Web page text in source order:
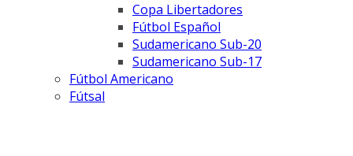
Copa Libertadores
Fútbol Español
Sudamericano Sub-20
Sudamericano Sub-17
Fútbol Americano
Fútsal